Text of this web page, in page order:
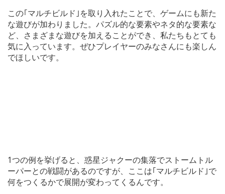
この｢マルチビルド｣を取り入れたことで、ゲームにも新た
な遊びが加わりました。パズル的な要素やネタ的な要素な
ど、さまざまな遊びを加えることができ、私たちもとても
気に入っています。ぜひプレイヤーのみなさんにも楽しん
でほしいです。
1つの例を挙げると、惑星ジャクーの集落でストームトル
ーパーとの戦闘があるのですが、ここは｢マルチビルド｣で
何をつくるかで展開が変わってくるんです。